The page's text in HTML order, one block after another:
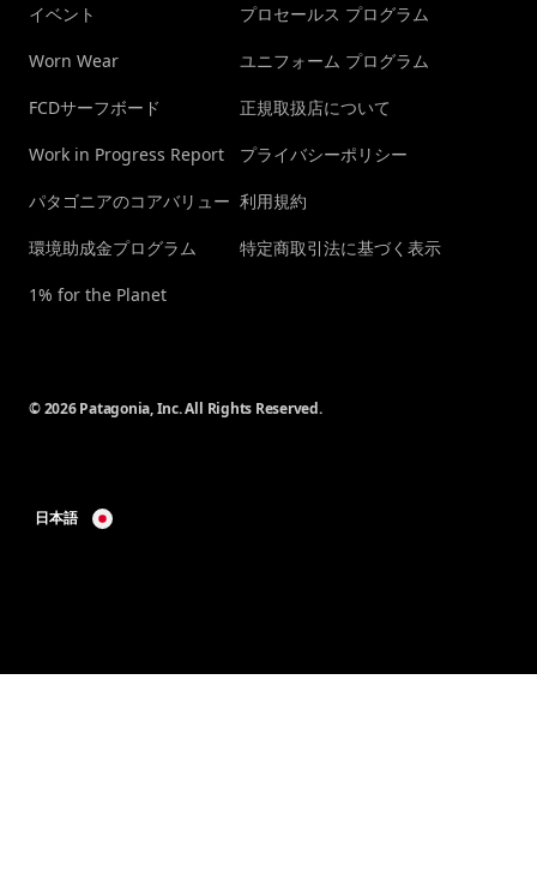
イベント
Worn Wear
FCDサーフボード
Work in Progress Report
パタゴニアのコアバリュー
環境助成金プログラム
1% for the Planet
プロセールス プログラム
ユニフォーム プログラム
正規取扱店について
プライバシーポリシー
利用規約
特定商取引法に基づく表示
© 2026 Patagonia, Inc. All Rights Reserved.
日本語